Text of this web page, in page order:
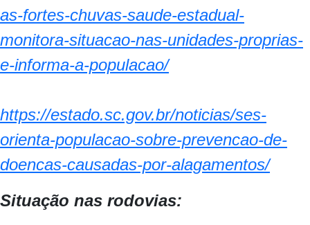
as-fortes-chuvas-saude-estadual-
monitora-situacao-nas-unidades-proprias-
e-informa-a-populacao/
https://estado.sc.gov.br/noticias/ses-
orienta-populacao-sobre-prevencao-de-
doencas-causadas-por-alagamentos/
Situação nas rodovias: